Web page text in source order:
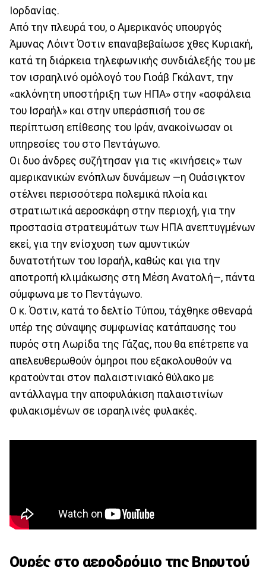
Ιορδανίας.
Από την πλευρά του, ο Αμερικανός υπουργός
Άμυνας Λόιντ Όστιν επαναβεβαίωσε χθες Κυριακή,
κατά τη διάρκεια τηλεφωνικής συνδιάλεξής του με
τον ισραηλινό ομόλογό του Γιοάβ Γκάλαντ, την
«ακλόνητη υποστήριξη των ΗΠΑ» στην «ασφάλεια
του Ισραήλ» και στην υπεράσπισή του σε
περίπτωση επίθεσης του Ιράν, ανακοίνωσαν οι
υπηρεσίες του στο Πεντάγωνο.
Οι δυο άνδρες συζήτησαν για τις «κινήσεις» των
αμερικανικών ενόπλων δυνάμεων —η Ουάσιγκτον
στέλνει περισσότερα πολεμικά πλοία και
στρατιωτικά αεροσκάφη στην περιοχή, για την
προστασία στρατευμάτων των ΗΠΑ ανεπτυγμένων
εκεί, για την ενίσχυση των αμυντικών
δυνατοτήτων του Ισραήλ, καθώς και για την
αποτροπή κλιμάκωσης στη Μέση Ανατολή—, πάντα
σύμφωνα με το Πεντάγωνο.
Ο κ. Όστιν, κατά το δελτίο Τύπου, τάχθηκε σθεναρά
υπέρ της σύναψης συμφωνίας κατάπαυσης του
πυρός στη Λωρίδα της Γάζας, που θα επέτρεπε να
απελευθερωθούν όμηροι που εξακολουθούν να
κρατούνται στον παλαιστινιακό θύλακο με
αντάλλαγμα την αποφυλάκιση παλαιστινίων
φυλακισμένων σε ισραηλινές φυλακές.
Ουρές στο αεροδρόμιο της Βηρυτού